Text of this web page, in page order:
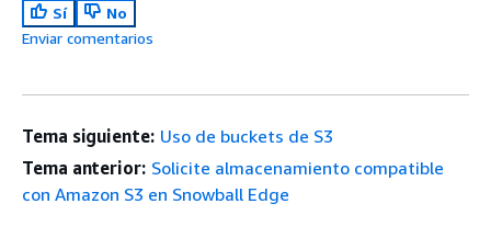
Sí
No
Enviar comentarios
Tema siguiente: Uso de buckets de S3
Tema anterior: Solicite almacenamiento compatible
con Amazon S3 en Snowball Edge